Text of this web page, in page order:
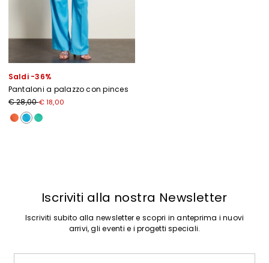
Saldi -36%
Pantaloni a palazzo con pinces
Prezzo originale € 28,00
€ 28,00Nuovo prezzo € 18,00
€ 18,00
Iscriviti alla nostra Newsletter
Iscriviti subito alla newsletter e scopri in anteprima i nuovi
arrivi, gli eventi e i progetti speciali.